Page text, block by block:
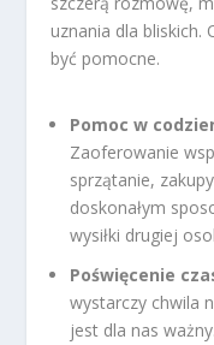
uznania dla bliskich.
być pomocne.
Pomoc w
Zaoferowanie
sprzątanie,
doskonałym
wysiłki drugiej
Poświęcenie
wystarczy chwila
jest dla nas